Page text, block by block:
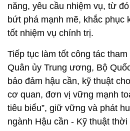
năng, yêu cầu nhiệm vụ, từ
bứt phá mạnh mẽ, khắc phục
tốt nhiệm vụ chính trị.
Tiếp tục làm tốt công tác
Quân ủy Trung ương, Bộ
bảo đảm hậu cần, kỹ thuật
cơ quan, đơn vị vững mạnh
tiêu biểu”, giữ vững và phát
ngành Hậu cần - Kỹ thuật thời